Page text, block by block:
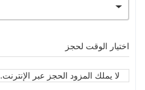
اختيار الوقت لحجز
لا يملك المزود الحجز عبر الإنترنت.